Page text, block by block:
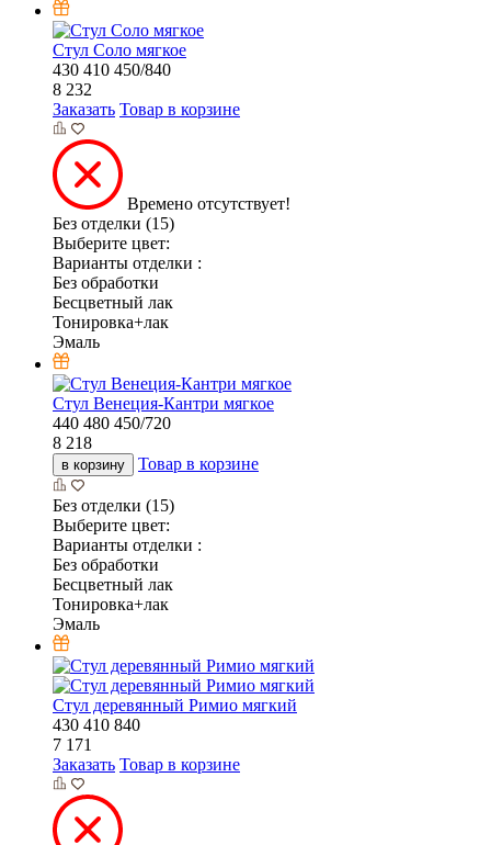
Стул Соло мягкое
430 410 450/840
8 232
Заказать Товар в корзине
Времено отсутствует!
Без отделки (15)
Выберите цвет:
Варианты отделки :
Без обработки
Бесцветный лак
Тонировка+лак
Эмаль
Стул Венеция-Кантри мягкое
440 480 450/720
8 218
в корзину Товар в корзине
Без отделки (15)
Выберите цвет:
Варианты отделки :
Без обработки
Бесцветный лак
Тонировка+лак
Эмаль
Стул деревянный Римио мягкий
430 410 840
7 171
Заказать Товар в корзине